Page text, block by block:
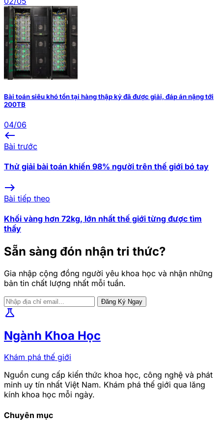
Bài toán siêu khó tồn tại hàng thập kỷ đã được giải, đáp án nặng tới
200TB
04/06
west
Bài trước
Thử giải bài toán khiến 98% người trên thế giới bó tay
east
Bài tiếp theo
Khối vàng hơn 72kg, lớn nhất thế giới từng được tìm
thấy
Sẵn sàng đón nhận tri thức?
Gia nhập cộng đồng người yêu khoa học và nhận những
bản tin chất lượng nhất mỗi tuần.
Đăng Ký Ngay
science
Ngành Khoa Học
Khám phá thế giới
Nguồn cung cấp kiến thức khoa học, công nghệ và phát
minh uy tín nhất Việt Nam. Khám phá thế giới qua lăng
kính khoa học mỗi ngày.
Chuyên mục